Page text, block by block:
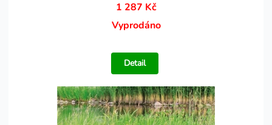
1 287 Kč
Vyprodáno
Detail